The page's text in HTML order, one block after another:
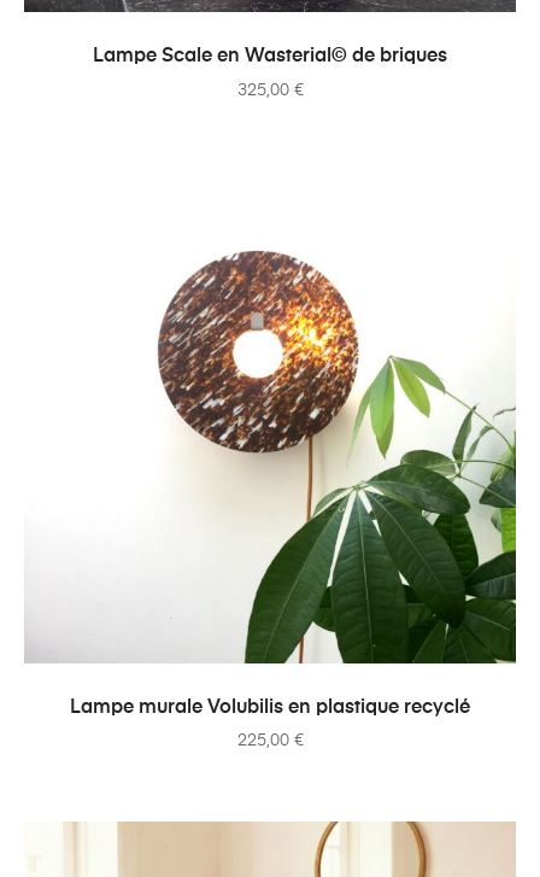
AJOUTER AU PANIER
Lampe Scale en Wasterial© de briques
325,00 €
AJOUTER AU PANIER
Lampe murale Volubilis en plastique recyclé
225,00 €